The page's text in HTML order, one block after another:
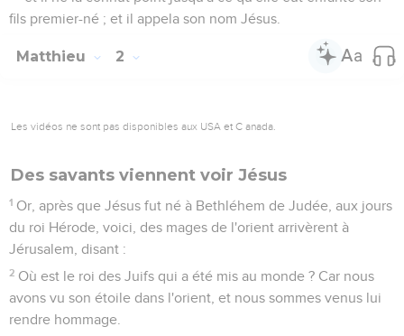
Alors Hérode, ayant appelé secrètement les mages,
s'informa exactement auprès d'eux du temps de l'étoile qui
apparaissait ;
quand vous l'aurez trouvé, faites-le-moi savoir, en sorte que
9 Et eux, ayant ouï le roi, s'en allèrent ; et voici, l'étoile qu'ils
vint et se tint au-dessus du lieu où était le petit enfant.
Et quand ils virent l'étoile, ils se réjouirent d'une fort
Et étant entrés dans la maison, ils virent le petit enfant
avec Marie sa mère ; et, se prosternant, ils lui rendirent